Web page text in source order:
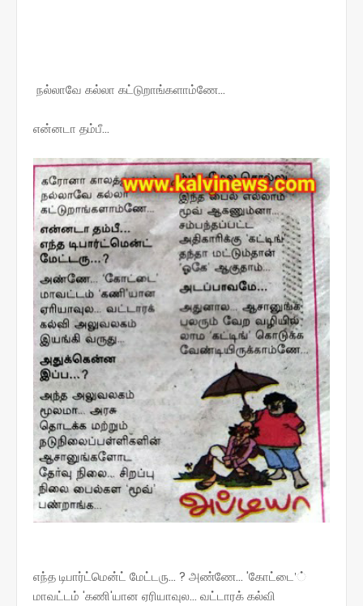
நல்லாவே கல்லா கட்டுறாங்களாம்ணே...
என்னடா தம்பீ...
எந்த டிபார்ட்மென்ட்‌ மேட்டரு... ? அண்ணே... 'கோட்டை'்‌
மாவட்டம்‌ 'கணி'யான ஏரியாவுல... வட்டாரக்‌ கல்வி